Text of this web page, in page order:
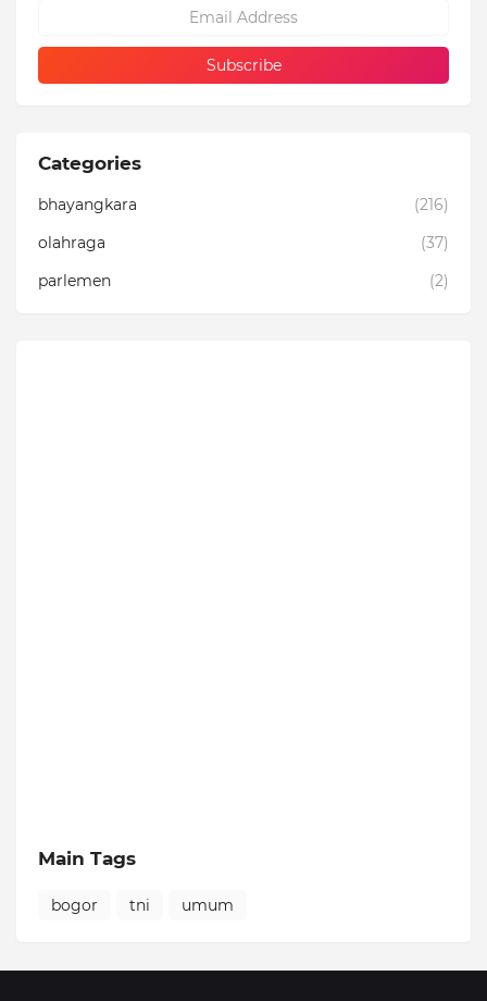
Categories
bhayangkara
(216)
olahraga
(37)
parlemen
(2)
Main Tags
bogor tni umum